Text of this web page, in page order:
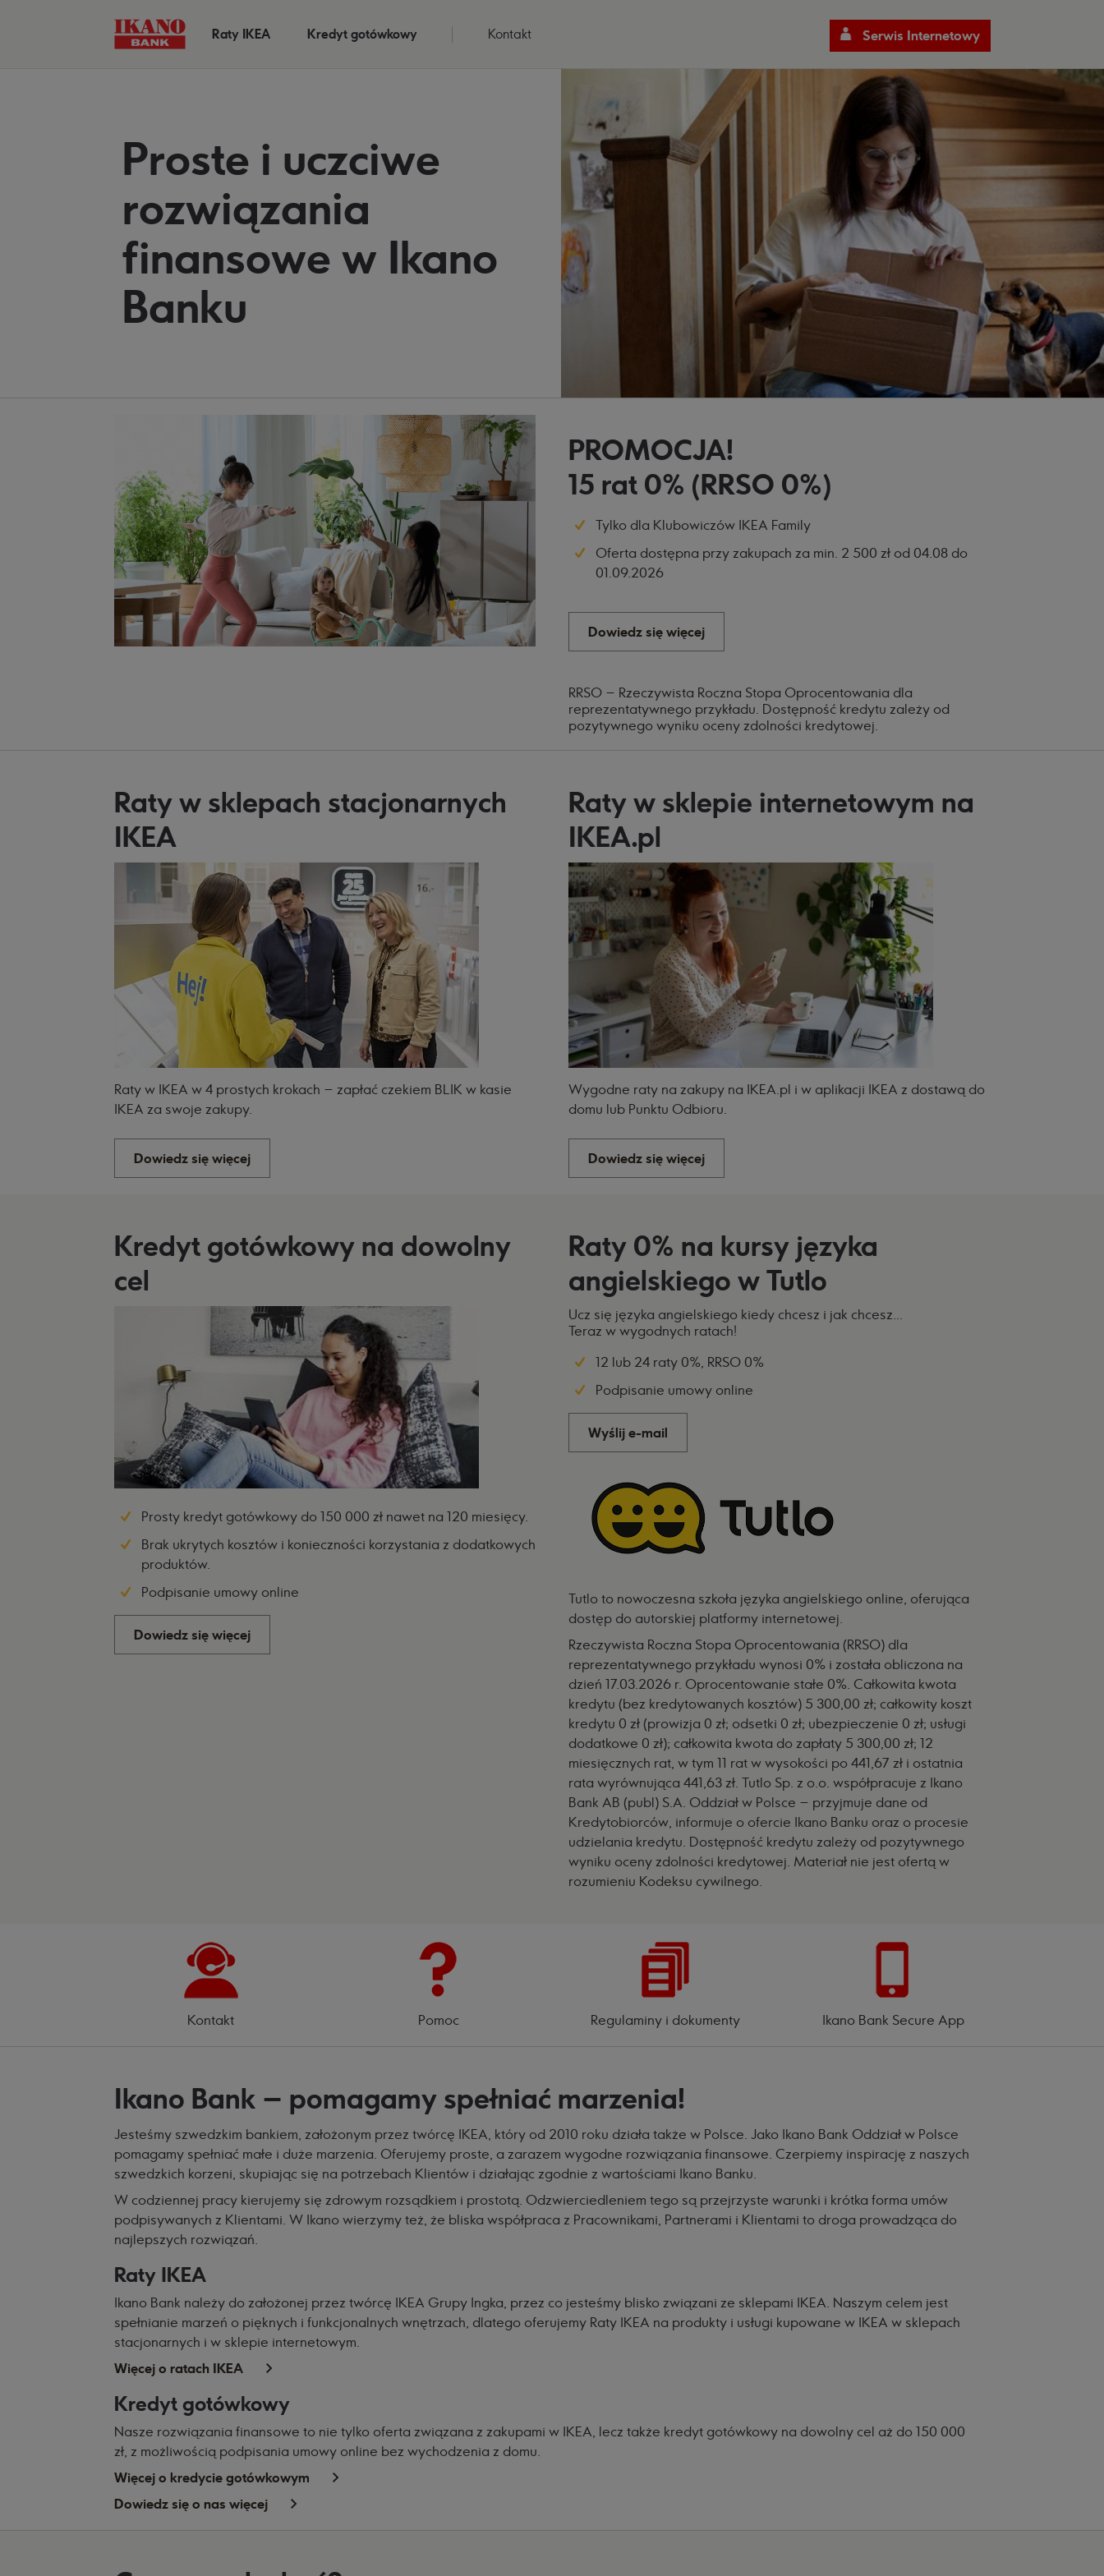
Raty IKEA Kredyt gotówkowy Kontakt Serwis Internetowy
Proste i uczciwe
rozwiązania
finansowe w Ikano
Banku
PROMOCJA!
15 rat 0% (RRSO 0%)
Tylko dla Klubowiczów IKEA Family
Oferta dostępna przy zakupach za min. 2 500 zł od 04.08 do
01.09.2026
Dowiedz się więcej
RRSO – Rzeczywista Roczna Stopa Oprocentowania dla
reprezentatywnego przykładu. Dostępność kredytu zależy od
pozytywnego wyniku oceny zdolności kredytowej.
Raty w sklepach stacjonarnych
IKEA
Raty w IKEA w 4 prostych krokach – zapłać czekiem BLIK w kasie
IKEA za swoje zakupy.
Dowiedz się więcej
Raty w sklepie internetowym na
IKEA.pl
Wygodne raty na zakupy na IKEA.pl i w aplikacji IKEA z dostawą do
domu lub Punktu Odbioru.
Dowiedz się więcej
Kredyt gotówkowy na dowolny
cel
Prosty kredyt gotówkowy do 150 000 zł nawet na 120 miesięcy.
Brak ukrytych kosztów i konieczności korzystania z dodatkowych
produktów.
Podpisanie umowy online
Dowiedz się więcej
Raty 0% na kursy języka
angielskiego w Tutlo
Ucz się języka angielskiego kiedy chcesz i jak chcesz...
Teraz w wygodnych ratach!
12 lub 24 raty 0%, RRSO 0%
Podpisanie umowy online
Wyślij e-mail
Tutlo to nowoczesna szkoła języka angielskiego online, oferująca
dostęp do autorskiej platformy internetowej.
Rzeczywista Roczna Stopa Oprocentowania (RRSO) dla
reprezentatywnego przykładu wynosi 0% i została obliczona na
dzień 17.03.2026 r. Oprocentowanie stałe 0%. Całkowita kwota
kredytu (bez kredytowanych kosztów) 5 300,00 zł; całkowity koszt
kredytu 0 zł (prowizja 0 zł; odsetki 0 zł; ubezpieczenie 0 zł; usługi
dodatkowe 0 zł); całkowita kwota do zapłaty 5 300,00 zł; 12
miesięcznych rat, w tym 11 rat w wysokości po 441,67 zł i ostatnia
rata wyrównująca 441,63 zł. Tutlo Sp. z o.o. współpracuje z Ikano
Bank AB (publ) S.A. Oddział w Polsce – przyjmuje dane od
Kredytobiorców, informuje o ofercie Ikano Banku oraz o procesie
udzielania kredytu. Dostępność kredytu zależy od pozytywnego
wyniku oceny zdolności kredytowej. Materiał nie jest ofertą w
rozumieniu Kodeksu cywilnego.
Kontakt Pomoc Regulaminy i dokumenty Ikano Bank Secure App
Ikano Bank – pomagamy spełniać marzenia!
Jesteśmy szwedzkim bankiem, założonym przez twórcę IKEA, który od 2010 roku działa także w Polsce. Jako Ikano Bank Oddział w Polsce
pomagamy spełniać małe i duże marzenia. Oferujemy proste, a zarazem wygodne rozwiązania finansowe. Czerpiemy inspirację z naszych
szwedzkich korzeni, skupiając się na potrzebach Klientów i działając zgodnie z wartościami Ikano Banku.
W codziennej pracy kierujemy się zdrowym rozsądkiem i prostotą. Odzwierciedleniem tego są przejrzyste warunki i krótka forma umów
podpisywanych z Klientami. W Ikano wierzymy też, że bliska współpraca z Pracownikami, Partnerami i Klientami to droga prowadząca do
najlepszych rozwiązań.
Raty IKEA
Ikano Bank należy do założonej przez twórcę IKEA Grupy Ingka, przez co jesteśmy blisko związani ze sklepami IKEA. Naszym celem jest
spełnianie marzeń o pięknych i funkcjonalnych wnętrzach, dlatego oferujemy Raty IKEA na produkty i usługi kupowane w IKEA w sklepach
stacjonarnych i w sklepie internetowym.
Więcej o ratach IKEA
Kredyt gotówkowy
Nasze rozwiązania finansowe to nie tylko oferta związana z zakupami w IKEA, lecz także kredyt gotówkowy na dowolny cel aż do 150 000
zł, z możliwością podpisania umowy online bez wychodzenia z domu.
Więcej o kredycie gotówkowym
Dowiedz się o nas więcej